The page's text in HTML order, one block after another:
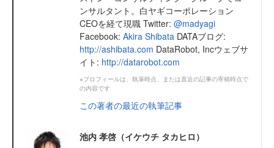
ンサルタント。白ヤギコーポレーション
CEOを経て現職 Twitter: @madyagi
Facebook: Akira Shibata DATAブログ:
http://ashibata.com DataRobot, Incウェブサ
イト: http://datarobot.com
※プロフィールは、執筆時点、または直近の記事の寄稿時点で
の内容です
この著者の最近の執筆記事
池内 孝啓（イケウチ タカヒロ）